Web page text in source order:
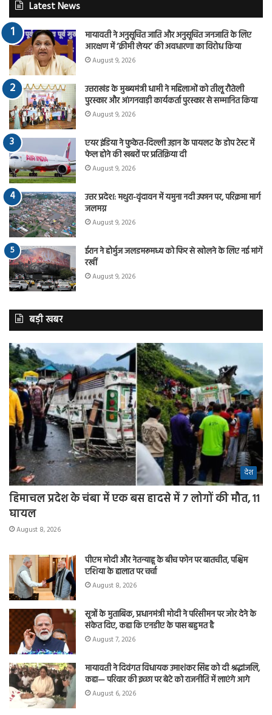
Latest News
मायावती ने अनुसूचित जाति और अनुसूचित जनजाति के लिए
आरक्षण में ‘क्रीमी लेयर’ की अवधारणा का विरोध किया
August 9, 2026
उत्तराखंड के मुख्यमंत्री धामी ने महिलाओं को तीलू रौतेली
पुरस्कार और आंगनवाड़ी कार्यकर्ता पुरस्कार से सम्मानित किया
August 9, 2026
एयर इंडिया ने फुकेत-दिल्ली उड़ान के पायलट के डोप टेस्ट में
फेल होने की खबरों पर प्रतिक्रिया दी
August 9, 2026
उत्तर प्रदेश: मथुरा-वृंदावन में यमुना नदी उफान पर, परिक्रमा मार्ग
जलमग्न
August 9, 2026
ईरान ने होर्मुज जलडमरूमध्य को फिर से खोलने के लिए नई मांगें
रखीं
August 9, 2026
बड़ी खबर
देश
हिमाचल प्रदेश के चंबा में एक बस हादसे में 7 लोगों की मौत, 11
घायल
August 8, 2026
पीएम मोदी और नेतन्याहू के बीच फोन पर बातचीत, पश्चिम
एशिया के हालात पर चर्चा
August 8, 2026
सूत्रों के मुताबिक, प्रधानमंत्री मोदी ने परिसीमन पर जोर देने के
संकेत दिए, कहा कि एनडीए के पास बहुमत है
August 7, 2026
मायावती ने दिवंगत विधायक उमाशंकर सिंह को दी श्रद्धांजलि,
कहा— परिवार की इच्छा पर बेटे को राजनीति में लाएंगे आगे
August 6, 2026